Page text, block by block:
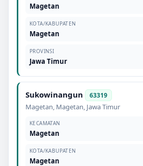
Magetan
KOTA/KABUPATEN
Magetan
PROVINSI
Jawa Timur
Sukowinangun 63319
Magetan, Magetan, Jawa Timur
KECAMATAN
Magetan
KOTA/KABUPATEN
Magetan